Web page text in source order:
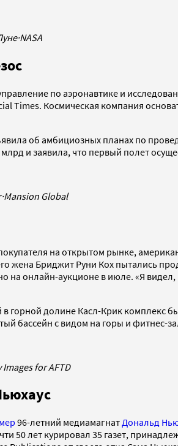
·NASA
по аэронавтике и
Times. Космическая компания
об амбициозных планах по
и заявила, что первый полет
·Mansion Global
на открытом рынке,
жена Бриджит Руни Кох пытались
на онлайн-аукционе в июле. «Я
горной долине Касл-Крик комплекс
бассейн с видом на горы и фитнес-
Images for AFTD
96-летний медиамагнатДональд
50 лет курировал 35 газет,